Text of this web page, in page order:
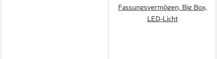
Fassungsvermögen, Big Box,
LED-Licht